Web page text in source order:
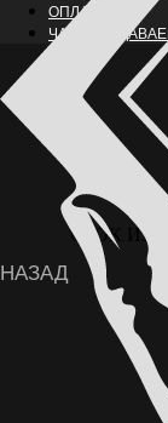
ВОЗМОЖНА ОПЛАТА
СЕРВИС «ДОЛЯМИ»
ОПЛАТА
ЧАСТО
СРОК